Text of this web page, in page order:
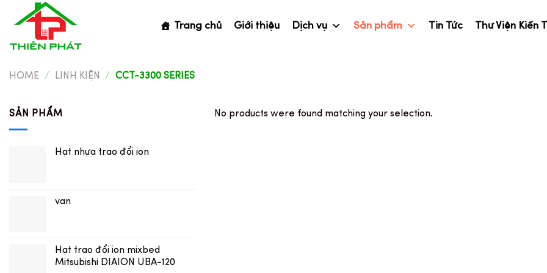
Trang chủ Giới thiệu Dịch vụ Sản phẩm Tin Tức Thư Viện Kiến
HOME / LINH KIỆN / CCT-3300 SERIES
SẢN PHẨM
Hạt nhựa trao đổi ion
van
Hạt trao đổi ion mixbed
Mitsubishi DIAION UBA-120
No products were found matching your selection.